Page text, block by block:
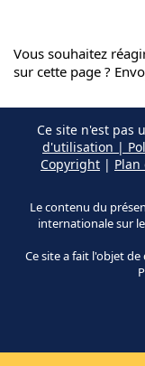
Vous souhaitez
sur cette page ?
Ce site n'est pas
d'utilisation |
Copyright |
Le contenu du
internationale sur
Ce site a fait l'objet